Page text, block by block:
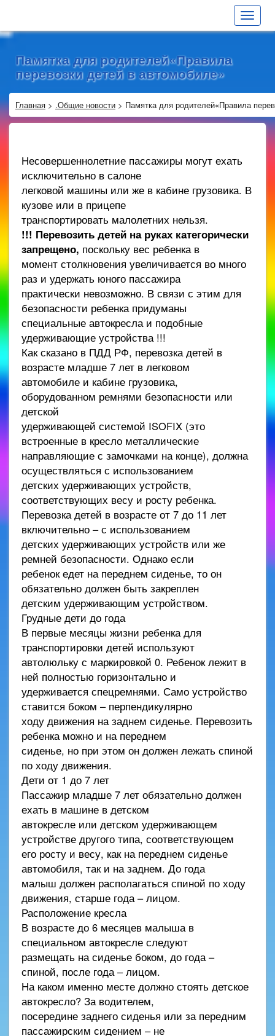
Toggle
Памятка для родителей«Правила
перевозки детей в автомобиле»
Главная > .Общие новости > Памятка для родителей«Правила
Несовершеннолетние пассажиры могут ехать
исключительно в салоне
легковой машины или же в кабине грузовика. В
кузове или в прицепе
транспортировать малолетних нельзя.
!!! Перевозить детей на руках категорически
запрещено, поскольку вес ребенка в
момент столкновения увеличивается во много
раз и удержать юного пассажира
практически невозможно. В связи с этим для
безопасности ребенка придуманы
специальные автокресла и подобные
удерживающие устройства !!!
Как сказано в ПДД РФ, перевозка детей в
возрасте младше 7 лет в легковом
автомобиле и кабине грузовика,
оборудованном ремнями безопасности или
детской
удерживающей системой ISOFIX (это
встроенные в кресло металлические
направляющие с замочками на конце), должна
осуществляться с использованием
детских удерживающих устройств,
соответствующих весу и росту ребенка.
Перевозка детей в возрасте от 7 до 11 лет
включительно – с использованием
детских удерживающих устройств или же
ремней безопасности. Однако если
ребенок едет на переднем сиденье, то он
обязательно должен быть закреплен
детским удерживающим устройством.
Грудные дети до года
В первые месяцы жизни ребенка для
транспортировки детей используют
автолюльку с маркировкой 0. Ребенок лежит в
ней полностью горизонтально и
удерживается спецремнями. Само устройство
ставится боком – перпендикулярно
ходу движения на заднем сиденье. Перевозить
ребенка можно и на переднем
сиденье, но при этом он должен лежать спиной
по ходу движения.
Дети от 1 до 7 лет
Пассажир младше 7 лет обязательно должен
ехать в машине в детском
автокресле или детском удерживающем
устройстве другого типа, соответствующем
его росту и весу, как на переднем сиденье
автомобиля, так и на заднем. До года
малыш должен располагаться спиной по ходу
движения, старше года – лицом.
Расположение кресла
В возрасте до 6 месяцев малыша в
специальном автокресле следуют
размещать на сиденье боком, до года –
спиной, после года – лицом.
На каком именно месте должно стоять детское
автокресло? За водителем,
посередине заднего сиденья или за передним
пассажирским сидением – не